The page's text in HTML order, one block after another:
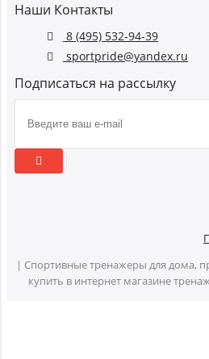
Наши Контакты
8 (495) 532-94-39
sportpride@yandex.ru
Подписаться на рассылку
| Спортивные тренажеры для дома,
купить в интернет магазине